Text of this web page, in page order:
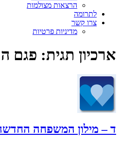
הרצאות מצולמות
לתרומה
צרו קשר
מדיניות פרטיות
ארכיון תגית: פגם
ד – מילון המשפחה